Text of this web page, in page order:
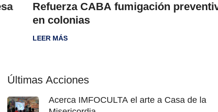
Refuerza CABA fumigación preventiva
en colonias
LEER MÁS
Últimas Acciones
Acerca IMFOCULTA el arte a Casa de la